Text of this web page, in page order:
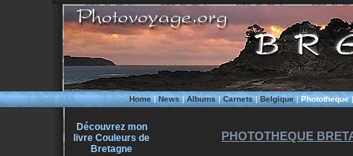
Home|News|Albums|Carnets|Belgique|Phototheque
Découvrez mon
livre Couleurs de
Bretagne
PHOTOTHEQUE